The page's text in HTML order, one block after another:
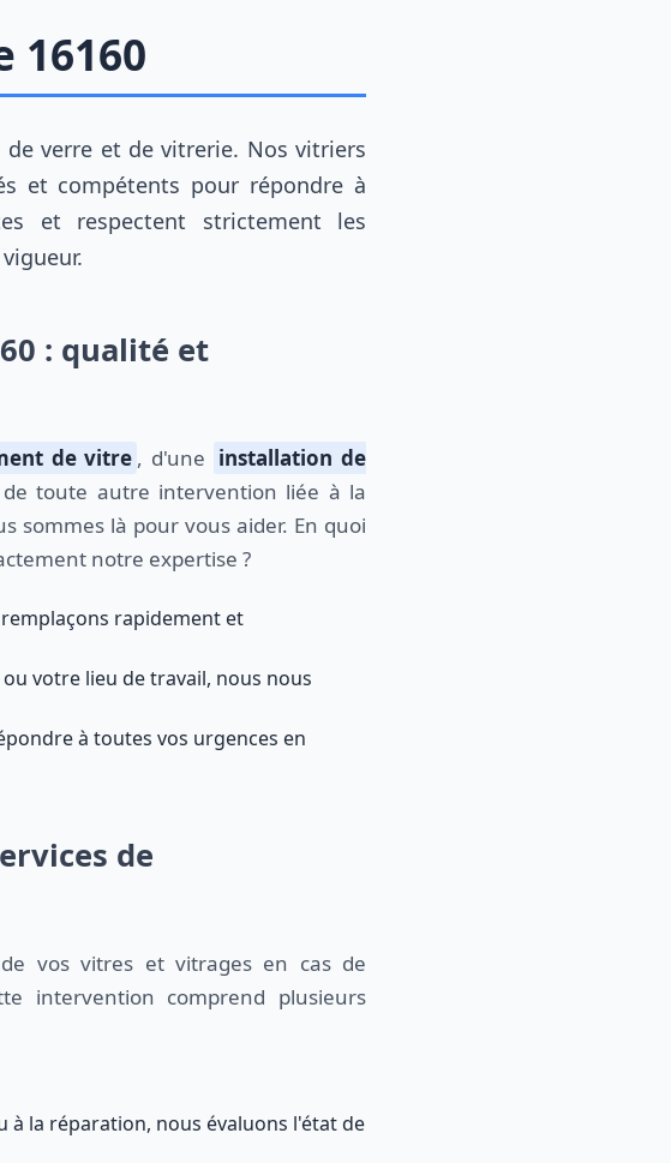
16160
de verre et de vitrerie. Nos vitriers
et compétents pour répondre à
et respectent strictement les
: qualité et
de vitre , d'une installation de
toute autre intervention liée à la
sommes là pour vous aider. En quoi
notre expertise ?
rapidement et
votre lieu de travail, nous nous
à toutes vos urgences en
de
vos vitres et vitrages en cas de
intervention comprend plusieurs
à la réparation, nous évaluons l'état de